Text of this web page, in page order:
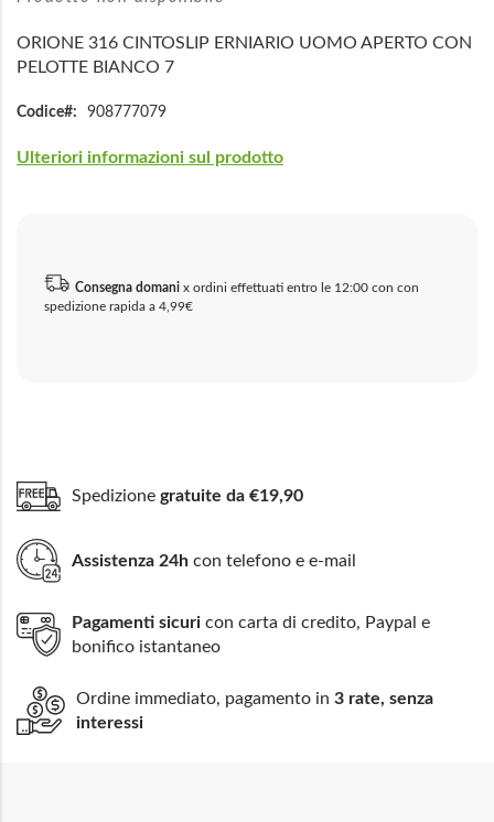
ORIONE 316 CINTOSLIP ERNIARIO UOMO APERTO CON
PELOTTE BIANCO 7
Codice 908777079
Ulteriori informazioni sul prodotto
Consegna domani x ordini effettuati entro le 12:00 con con
spedizione rapida a 4,99€
Spedizione gratuite da €19,90
Assistenza 24h con telefono e e-mail
Pagamenti sicuri con carta di credito, Paypal e
bonifico istantaneo
Ordine immediato, pagamento in 3 rate, senza
interessi